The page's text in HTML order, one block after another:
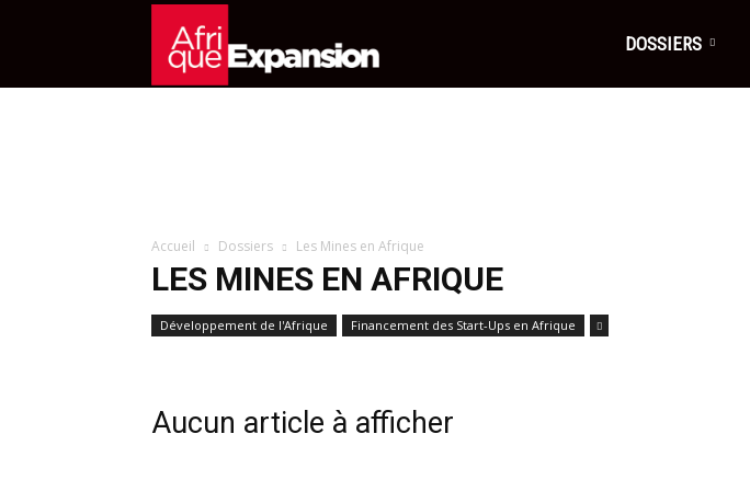
DOSSIERS
Accueil Dossiers Les Mines en Afrique
LES MINES EN AFRIQUE
Développement de l'Afrique Financement des Start-Ups en Afrique
Aucun article à afficher